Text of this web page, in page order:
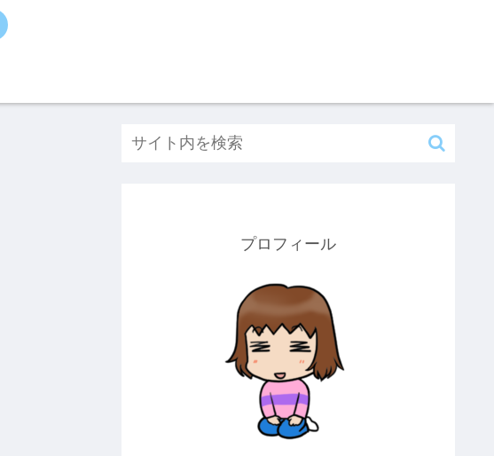
プロフィール